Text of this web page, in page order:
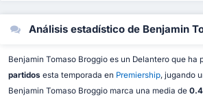
Análisis estadístico de Benjamin
Benjamin Tomaso Broggio es un Delantero que ha
partidos esta temporada en Premiership, jugando
Benjamin Tomaso Broggio marca una media de